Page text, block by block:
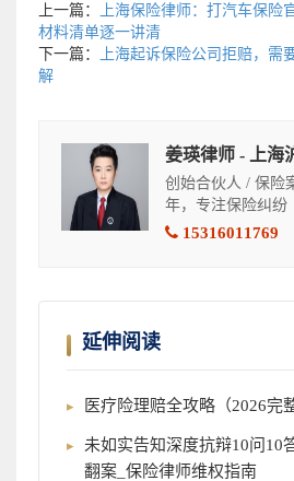
上一篇：
上海保险律师：打汽车保险
材料清单逐一讲清
下一篇：
上海起诉保险公司拒赔，需
解
姜瑛律师 - 上海
创始合伙人 / 保险
年，专注保险纠纷
15316011769
延伸阅读
医疗险理赔全攻略（2026完
未如实告知深度抗辩10问10
翻案_保险律师维权指南